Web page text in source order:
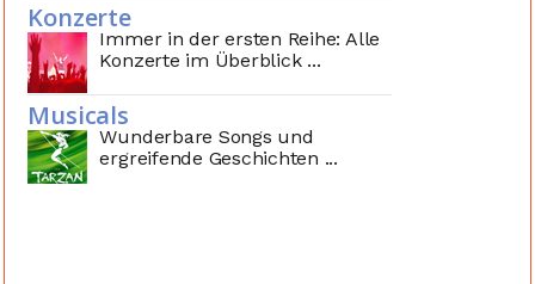
Konzerte
Immer in der ersten Reihe: Alle
Konzerte im Überblick ...
Musicals
Wunderbare Songs und
ergreifende Geschichten ...